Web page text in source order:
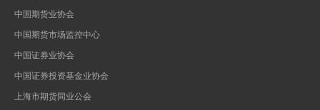
中国期货业协会
中国期货市场监控中心
中国证券业协会
中国证券投资基金业协会
上海市期货同业公会